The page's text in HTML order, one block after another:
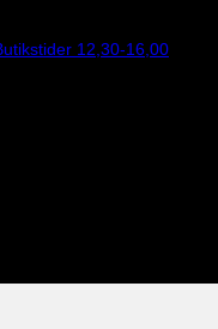
12,30-16,00